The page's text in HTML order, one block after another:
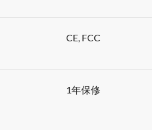
CE, FCC
1年保修